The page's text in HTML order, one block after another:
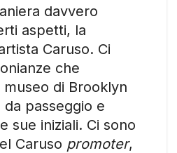
davvero
aspetti, la
Caruso. Ci
che
di Brooklyn
passeggio e
sue iniziali. Ci sono
Caruso promoter,